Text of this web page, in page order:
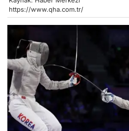
https://www.qha.com.tr/